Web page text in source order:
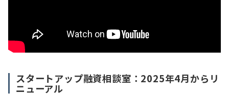
スタートアップ融資相談室：2025年4月からリ
ニューアル